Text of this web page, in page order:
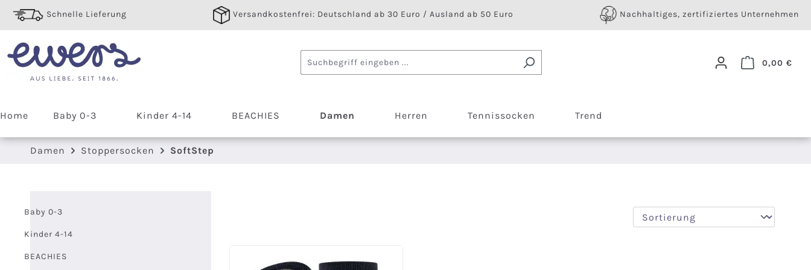
Hauptinhalt springen
Zur Suche springen
Zur Hauptnavigation springen
Schnelle Lieferung Versandkostenfrei: Deutschland ab 30 Euro / Ausland ab 50 Euro Nachhaltiges, zertifiziertes Unternehmen
0,00 €
Home Baby 0-3 Kinder 4-14 BEACHIES Damen Herren Tennissocken Trend
Damen Stoppersocken SoftStep
Baby 0-3
Kinder 4-14
BEACHIES